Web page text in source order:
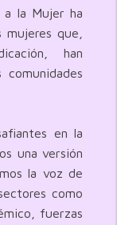
a la Mujer ha
que,
han
en la
una versión
la voz de
como
fuerzas